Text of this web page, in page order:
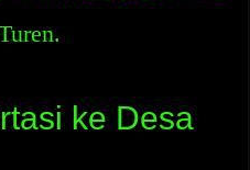
ke Desa